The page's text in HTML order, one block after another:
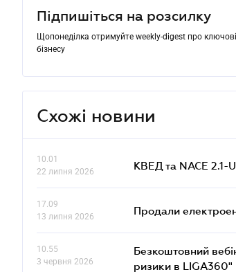
Підпишіться на розсилку
Щопонеділка отримуйте weekly-digest про ключові
бізнесу
Схожі новини
10.01
22 липня 2026
КВЕД та NACE 2.1-
17.09
13 липня 2026
Продали
10.55
3 червня 2026
Безкоштовний
ризики в LIGA360"